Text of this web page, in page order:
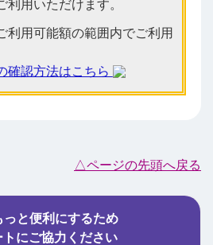
利用いただけます。
利用可能額の範囲内でご利用
確認方法はこちら
△ページの先頭へ戻る
っと便利にするため
トにご協力ください